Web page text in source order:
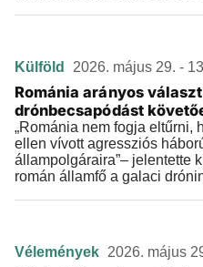
Külföld 2026. május 29. -
Románia arányos
drónbecsapódást
„Románia nem fogja eltűrni,
ellen vívott agressziós
állampolgáraira”– jelentette
román államfő a galaci
Vélemények 2026. május